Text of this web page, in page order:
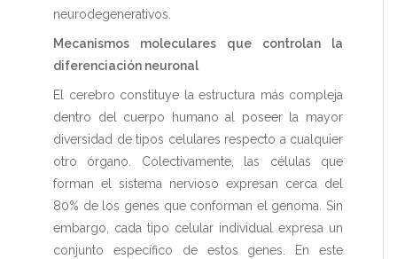
neurodegenerativos.
Mecanismos moleculares que controlan la
diferenciación neuronal
El cerebro constituye la estructura más compleja
dentro del cuerpo humano al poseer la mayor
diversidad de tipos celulares respecto a cualquier
otro órgano. Colectivamente, las células que
forman el sistema nervioso expresan cerca del
80% de los genes que conforman el genoma. Sin
embargo, cada tipo celular individual expresa un
conjunto específico de estos genes. En este